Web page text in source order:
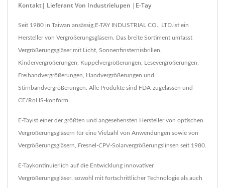
Kontakt| Lieferant Von Industrielupen |E-Tay
Seit 1980 in Taiwan ansässig,E-TAY INDUSTRIAL CO., LTD.ist ein
Hersteller von Vergrößerungsgläsern. Das breite Sortiment umfasst
Vergrößerungsgläser mit Licht, Sonnenfinsternisbrillen,
Kindervergrößerungen, Kuppelvergrößerungen, Lesevergrößerungen,
Freihandvergrößerungen, Handvergrößerungen und
Stirnbandvergrößerungen. Alle Produkte sind FDA-zugelassen und
CE/RoHS-konform.
E-Tayist einer der größten und angesehensten Hersteller von optischen
Vergrößerungsgläsern für eine Vielzahl von Anwendungen sowie von
Vergrößerungsgläsern, Fresnel-CPV-Solarvergrößerungslinsen seit 1980.
E-Taykontinuierlich auf die Entwicklung innovativer
Vergrößerungsgläser, sowohl mit fortschrittlicher Technologie als auch